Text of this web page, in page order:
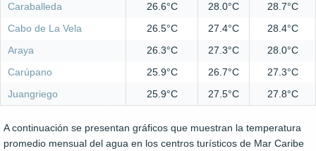
Caraballeda
26.6°C 28.0°C
28.7°C
Cabo de La Vela
26.5°C 27.4°C
28.4°C
Araya
26.3°C 27.3°C
28.0°C
Carúpano
25.9°C 26.7°C
27.3°C
Juangriego
25.9°C 27.5°C 27.8°C
A continuación se presentan gráficos que muestran la temperatura
promedio mensual del agua en los centros turísticos de Mar Caribe